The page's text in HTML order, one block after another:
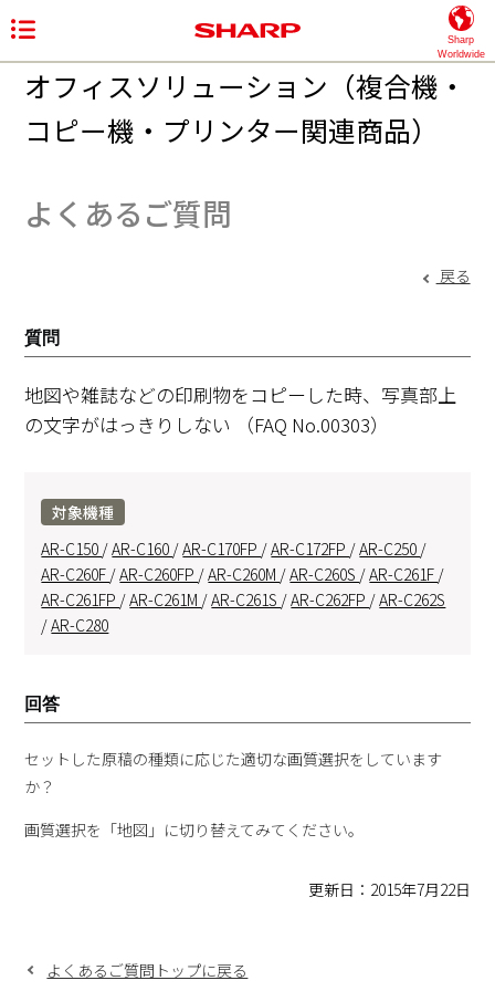
Sharp
Worldwide
オフィスソリューション（複合機・
コピー機・プリンター関連商品）
よくあるご質問
戻る
質問
地図や雑誌などの印刷物をコピーした時、写真部上
の文字がはっきりしない
（FAQ No.00303）
対象機種
AR-C150 /AR-C160 /AR-C170FP /AR-C172FP /AR-C250 /
AR-C260F /AR-C260FP /AR-C260M /AR-C260S /AR-C261F /
AR-C261FP /AR-C261M /AR-C261S /AR-C262FP /AR-C262S
/AR-C280
回答
セットした原稿の種類に応じた適切な画質選択をしています
か？
画質選択を「地図」に切り替えてみてください。
更新日：2015年7月22日
よくあるご質問トップに戻る